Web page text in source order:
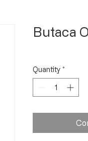
Butaca
Quantity *